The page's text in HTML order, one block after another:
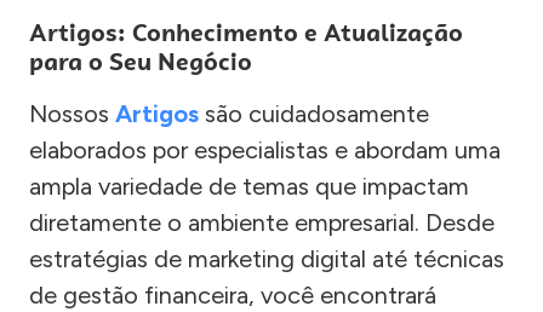
Artigos: Conhecimento e Atualização
para o Seu Negócio
Nossos Artigos são cuidadosamente
elaborados por especialistas e abordam uma
ampla variedade de temas que impactam
diretamente o ambiente empresarial. Desde
estratégias de marketing digital até técnicas
de gestão financeira, você encontrará